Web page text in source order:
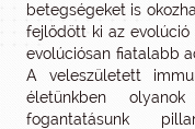
betegségeket is
fejlődött ki az evolúció
evolúciósan fiatalabb
A veleszületett
életünkben
fogantatásunk